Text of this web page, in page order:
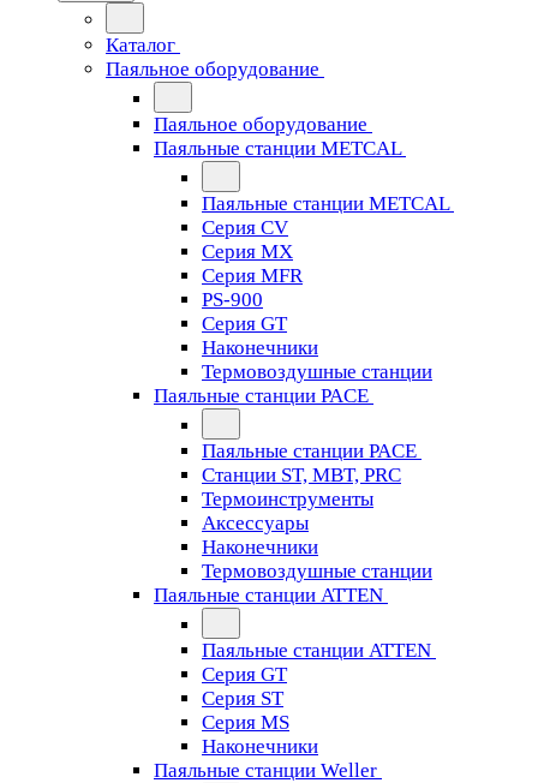
Каталог
Паяльное оборудование
Паяльное оборудование
Паяльные станции METCAL
Паяльные станции METCAL
Серия CV
Серия MX
Серия MFR
PS-900
Серия GT
Наконечники
Термовоздушные станции
Паяльные станции PACE
Паяльные станции PACE
Станции ST, MBT, PRC
Термоинструменты
Аксессуары
Наконечники
Термовоздушные станции
Паяльные станции ATTEN
Паяльные станции ATTEN
Серия GT
Серия ST
Серия MS
Наконечники
Паяльные станции Weller